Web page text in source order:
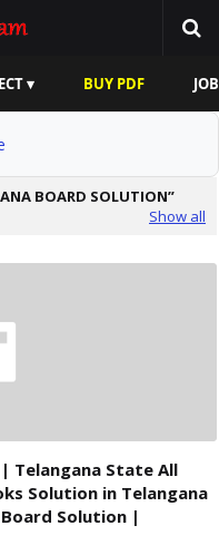
▾ BUY PDF
BOARD SOLUTION
Show all
Telangana State All
Solution in Telangana
Board Solution |